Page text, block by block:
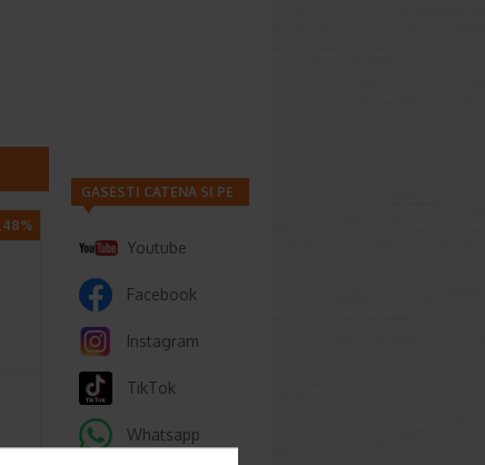
GASESTI CATENA SI PE
Youtube
Facebook
Instagram
TikTok
Whatsapp